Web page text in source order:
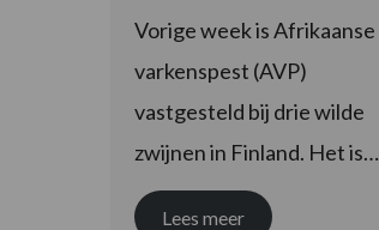
Vorige week is Afrikaanse
varkenspest (AVP)
vastgesteld bij drie wilde
zwijnen in Finland. Het is…
Lees meer